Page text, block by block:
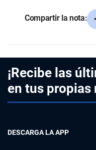
Compartir la nota:
¡Recibe las
en tus propias
DESCARGA LA APP